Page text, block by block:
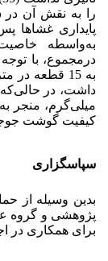
را به نقش آن در
پایداری غشاها
به 15 قطعه
میلی‌گرم، منجر
کیفیت گوشت
سپاسگزاری
بدین وسیله از
پژوهشی و گروه
برای همکاری در